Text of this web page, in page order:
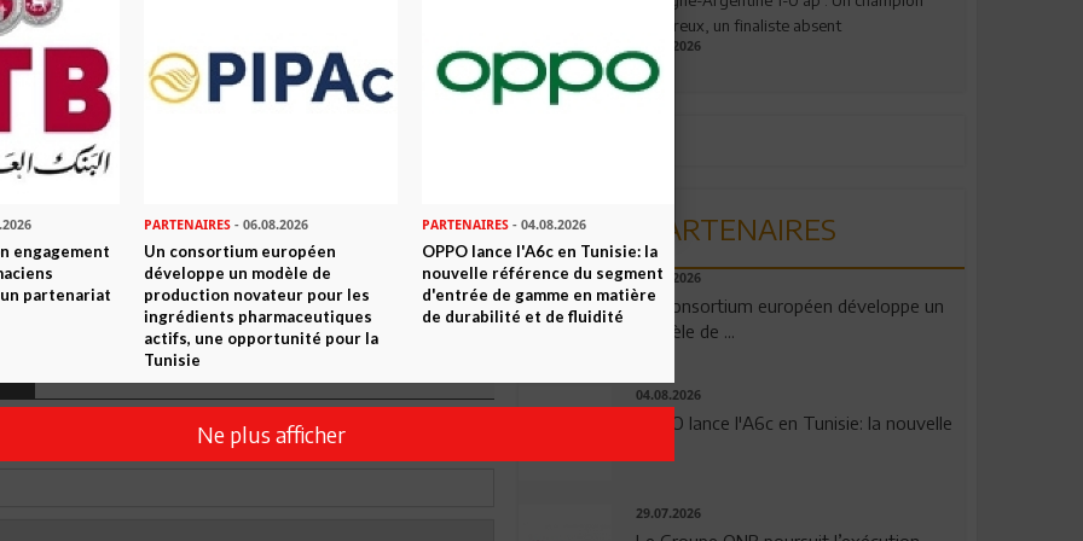
ami
PARTAGEZ-LE AVEC VOS AMIS !
CET ARTICLE
0Commentaires
valeureux, un finaliste absent
19.07.2026
PARTENAIRES
06.08.2026
Un consortium européen développe un
modèle de ...
04.08.2026
OPPO lance l'A6c en Tunisie: la nouvelle
29.07.2026
engagement
un partenariat
PARTENAIRES - 06.08.2026
Un consortium européen
développe un modèle de
production novateur pour les
ingrédients pharmaceutiques
actifs, une opportunité pour la
Tunisie
PARTENAIRES- 04.08.2026
OPPO lance l'A6c en Tunisie: la
nouvelle référence du segment
d'entrée de gamme en matière
de durabilité et de fluidité
Ne plus afficher